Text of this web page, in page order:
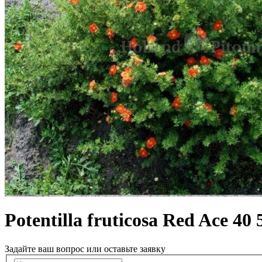
Potentilla fruticosa Red Ace 40
Задайте ваш вопрос или оставьте заявку